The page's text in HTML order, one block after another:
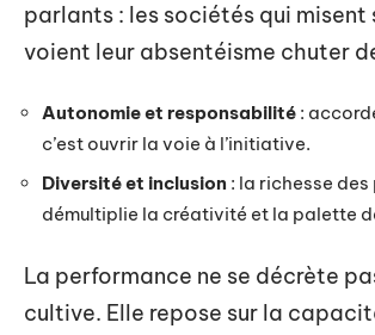
parlants : les sociétés qui misent
voient leur absentéisme chuter
Autonomie et responsabilité :
c’est ouvrir la voie à l’initiative.
Diversité et inclusion : la richesse
démultiplie la créativité et la palette
La performance ne se décrète
cultive. Elle repose sur la